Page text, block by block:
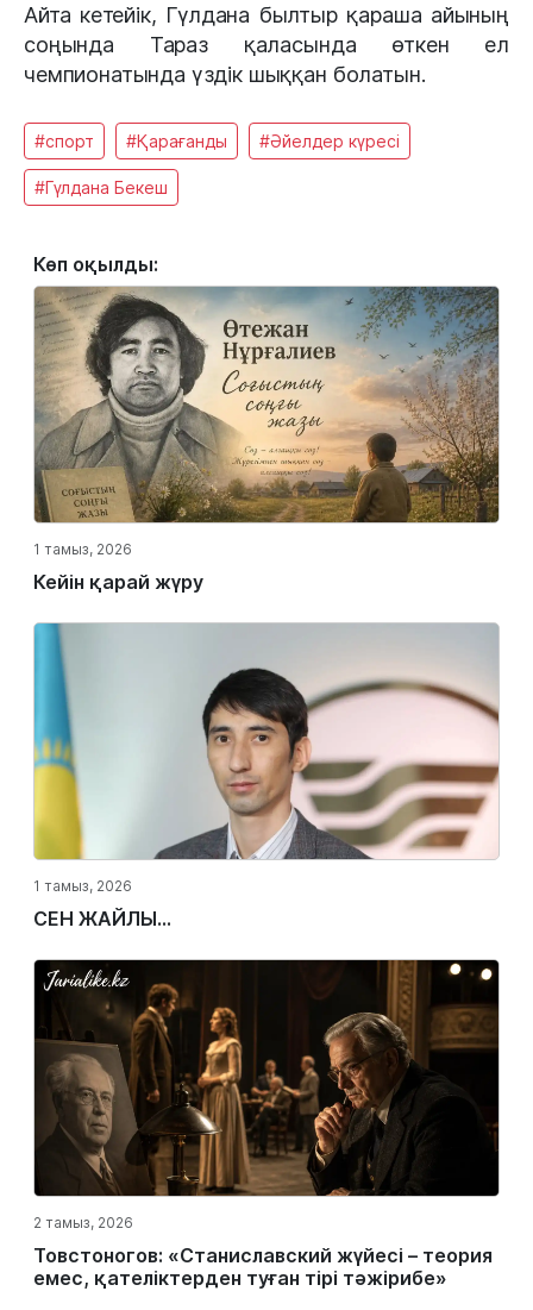
Айта кетейік, Гүлдана былтыр қараша айының
соңында Тараз қаласында өткен ел
чемпионатында үздік шыққан болатын.
#спорт #Қарағанды #Әйелдер күресі
#Гүлдана Бекеш
Көп оқылды:
1 тамыз, 2026
Кейін қарай жүру
1 тамыз, 2026
СЕН ЖАЙЛЫ...
2 тамыз, 2026
Товстоногов: «Станиславский жүйесі – теория
емес, қателіктерден туған тірі тәжірибе»